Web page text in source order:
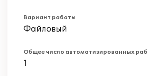
Вариант работы
Файловый
Общее число автоматизированных
1